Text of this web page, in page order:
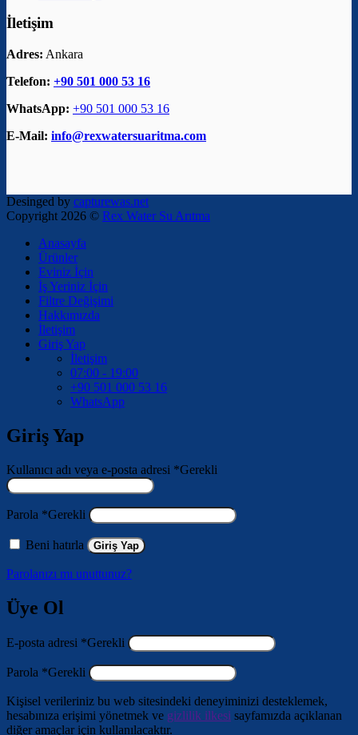
İletişim
Adres: Ankara
Telefon: +90 501 000 53 16
WhatsApp: +90 501 000 53 16
E-Mail: info@rexwatersuaritma.com
Desinged by capturewas.net
Copyright 2026 © Rex Water Su Arıtma
Anasayfa
Ürünler
Eviniz İçin
İş Yeriniz İçin
Filtre Değişimi
Hakkımızda
İletişim
Giriş Yap
İletişim
07:00 - 19:00
+90 501 000 53 16
WhatsApp
Giriş Yap
Kullanıcı adı veya e-posta adresi *Gerekli
Parola *Gerekli
Beni hatırla Giriş Yap
Parolanızı mı unuttunuz?
Üye Ol
E-posta adresi *Gerekli
Parola *Gerekli
Kişisel verileriniz bu web sitesindeki deneyiminizi desteklemek,
hesabınıza erişimi yönetmek ve gizlilik ilkesi sayfamızda açıklanan
diğer amaçlar için kullanılacaktır.